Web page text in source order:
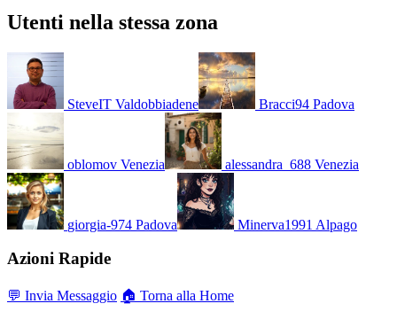
Utenti nella stessa zona
SteveIT Valdobbiadene Bracci94 Padova
oblomov Venezia alessandra_688 Venezia
giorgia-974 Padova Minerva1991 Alpago
Azioni Rapide
💬 Invia Messaggio 🏠 Torna alla Home